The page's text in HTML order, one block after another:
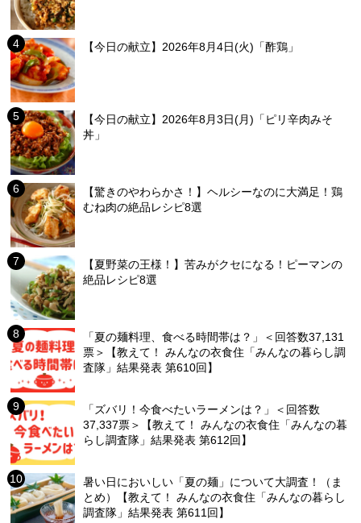
【今日の献立】2026年8月4日(火)「酢鶏」
【今日の献立】2026年8月3日(月)「ピリ辛肉みそ
丼」
【驚きのやわらかさ！】ヘルシーなのに大満足！鶏
むね肉の絶品レシピ8選
【夏野菜の王様！】苦みがクセになる！ピーマンの
絶品レシピ8選
「夏の麺料理、食べる時間帯は？」＜回答数37,131
票＞【教えて！ みんなの衣食住「みんなの暮らし調
査隊」結果発表 第610回】
「ズバリ！今食べたいラーメンは？」＜回答数
37,337票＞【教えて！ みんなの衣食住「みんなの暮
らし調査隊」結果発表 第612回】
暑い日においしい「夏の麺」について大調査！（ま
とめ）【教えて！ みんなの衣食住「みんなの暮らし
調査隊」結果発表 第611回】